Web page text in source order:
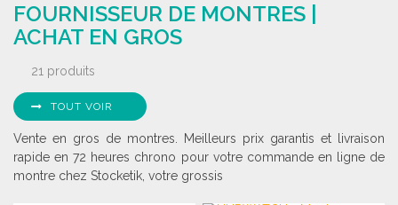
Demander un devis
FOURNISSEUR DE MONTRES |
ACHAT EN GROS
21 produits
TOUT VOIR
Vente en gros de montres. Meilleurs prix garantis et livraison
rapide en 72 heures chrono pour votre commande en ligne de
montre chez Stocketik, votre grossis